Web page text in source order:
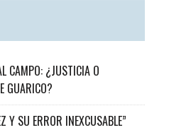
CAMPO: ¿JUSTICIA O
GUARICO?
Y SU ERROR INEXCUSABLE”